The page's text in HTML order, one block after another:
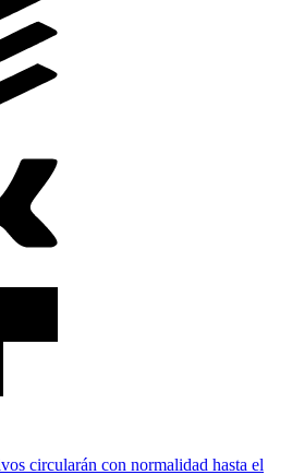
circularán con normalidad hasta el